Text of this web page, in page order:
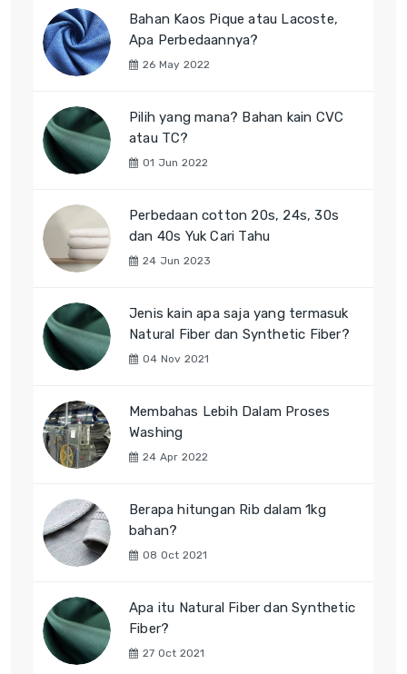
Bahan Kaos Pique atau Lacoste,
Apa Perbedaannya?
26 May 2022
Pilih yang mana? Bahan kain CVC
atau TC?
01 Jun 2022
Perbedaan cotton 20s, 24s, 30s
dan 40s Yuk Cari Tahu
24 Jun 2023
Jenis kain apa saja yang termasuk
Natural Fiber dan Synthetic Fiber?
04 Nov 2021
Membahas Lebih Dalam Proses
Washing
24 Apr 2022
Berapa hitungan Rib dalam 1kg
bahan?
08 Oct 2021
Apa itu Natural Fiber dan Synthetic
Fiber?
27 Oct 2021